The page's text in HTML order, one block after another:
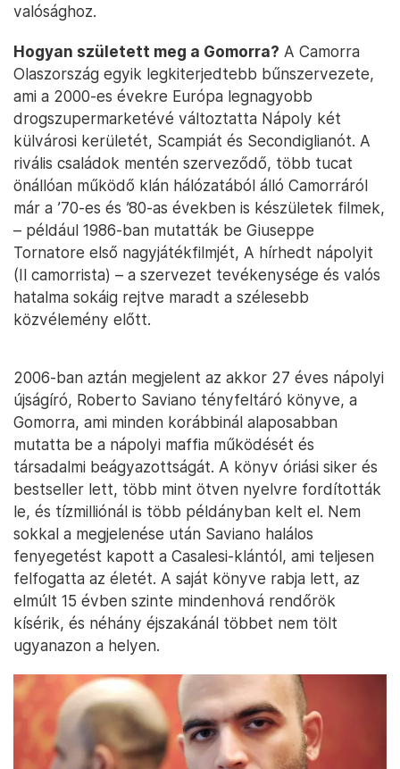
valósághoz.
Hogyan született meg a Gomorra? A Camorra
Olaszország egyik legkiterjedtebb bűnszervezete,
ami a 2000-es évekre Európa legnagyobb
drogszupermarketévé változtatta Nápoly két
külvárosi kerületét, Scampiát és Secondiglianót. A
rivális családok mentén szerveződő, több tucat
önállóan működő klán hálózatából álló Camorráról
már a ’70-es és ’80-as években is készületek filmek,
– például 1986-ban mutatták be Giuseppe
Tornatore első nagyjátékfilmjét, A hírhedt nápolyit
(Il camorrista) – a szervezet tevékenysége és valós
hatalma sokáig rejtve maradt a szélesebb
közvélemény előtt.
2006-ban aztán megjelent az akkor 27 éves nápolyi
újságíró, Roberto Saviano tényfeltáró könyve, a
Gomorra, ami minden korábbinál alaposabban
mutatta be a nápolyi maffia működését és
társadalmi beágyazottságát. A könyv óriási siker és
bestseller lett, több mint ötven nyelvre fordították
le, és tízmilliónál is több példányban kelt el. Nem
sokkal a megjelenése után Saviano halálos
fenyegetést kapott a Casalesi-klántól, ami teljesen
felfogatta az életét. A saját könyve rabja lett, az
elmúlt 15 évben szinte mindenhová rendőrök
kísérik, és néhány éjszakánál többet nem tölt
ugyanazon a helyen.